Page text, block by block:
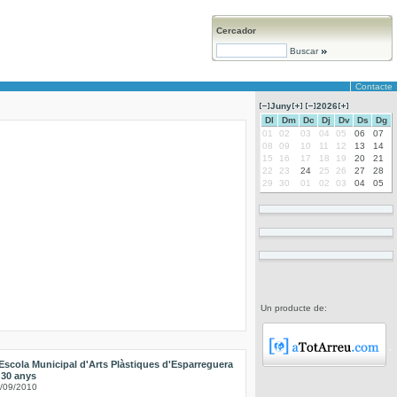
Cercador
Buscar
Contacte
Municipal d'Arts Plàstiques d'Esparreguera
anys
09/2010
Juny
2026
Dl
Dm Dc Dj Dv Ds
Dg
01
02 03 04 05 06
07
08
09 10 11 12 13
14
15
16 17 18 19 20
21
22
23 24 25 26 27
28
29
30 01 02 03 04 05
Un producte de: